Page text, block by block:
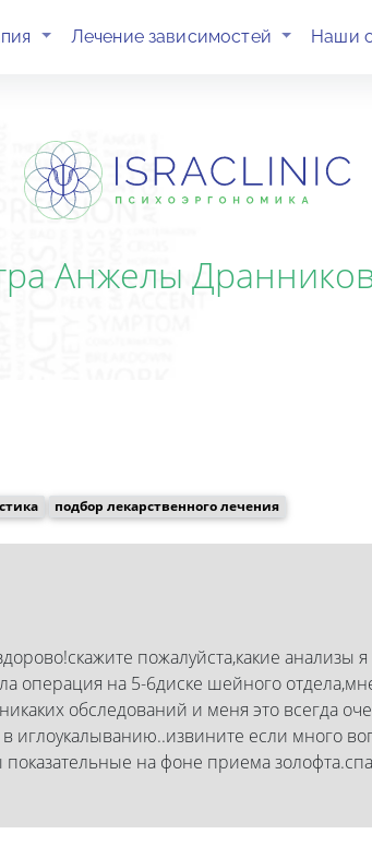
(current)Лечение зависимостей (current)
Наши
Анжелы
подбор лекарственного лечения
пожалуйста,какие анализы
операция на 5-6диске шейного
обследований и меня это всегда
иглоукалыванию..извините если много
на фоне приема